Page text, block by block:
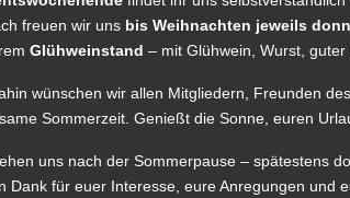
freuen wir uns bis Weihnachten jeweils
Glühweinstand – mit Glühwein, Wurst,
wünschen wir allen Mitgliedern, Freunden
Sommerzeit. Genießt die Sonne, euren
uns nach der Sommerpause – spätestens
Dank für euer Interesse, eure Anregungen und